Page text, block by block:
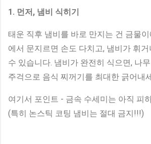
1. 먼저, 냄비 식히기
태운 직후 냄비를 바로 만지는 건 금물
에서 문지르면 손도 다치고, 냄비가 휘
수 있습니다. 냄비가 완전히 식으면, 나
주걱으로 음식 찌꺼기를 최대한 긁어내
여기서 포인트 - 금속 수세미는 아직 피
(특히 논스틱 코팅 냄비는 절대 금지!!!)